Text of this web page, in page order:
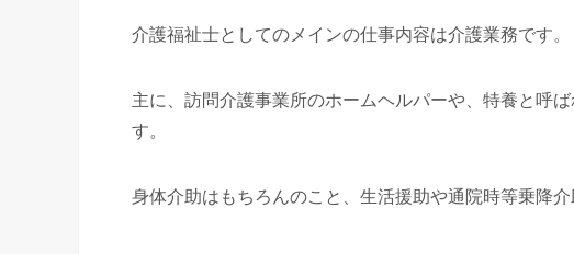
介護福祉士としてのメインの仕事内容は介護業務です。
主に、訪問介護事業所のホームヘルパーや、特養と呼
す。
身体介助はもちろんのこと、生活援助や通院時等乗降介